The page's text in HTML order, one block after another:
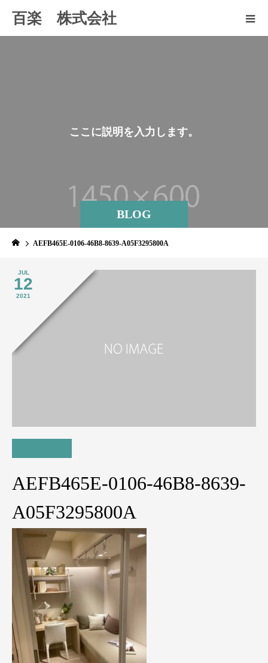
百楽 株式会社
BLOG
こ こ に説明 を 入 力 し ま す。
AEFB465E-0106-46B8-8639-A05F3295800A
JUL
12
2021
AEFB465E-0106-46B8-8639-
A05F3295800A